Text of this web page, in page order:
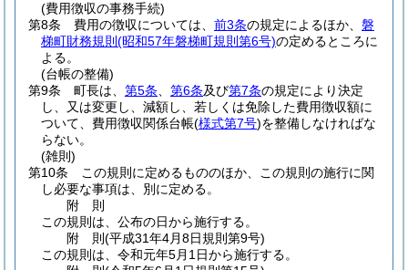
(費用徴収の事務手続)
第8条
費用の徴収については、 前3条の規定によるほか、 磐
梯町財務規則 (昭和57年磐梯町規則第6号)の定めるところに
よる。
(台帳の整備)
第9条
町長は、 第5条 第6条及び第7条の規定により決定
し、又は変更し、減額し、若しくは免除した費用徴収額に
ついて、費用徴収関係台帳(様式第7号)を整備しなければな
らない。
(雑則)
第10条
この規則に定めるもののほか、この規則の施行に関
し必要な事項は、別に定める。
附 則
この規則は、公布の日から施行する。
附 則(平成31年4月8日規則第9号)
この規則は、令和元年5月1日から施行する。